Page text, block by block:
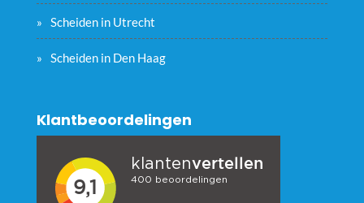
Scheiden in Utrecht
Scheiden in Den Haag
Klantbeoordelingen